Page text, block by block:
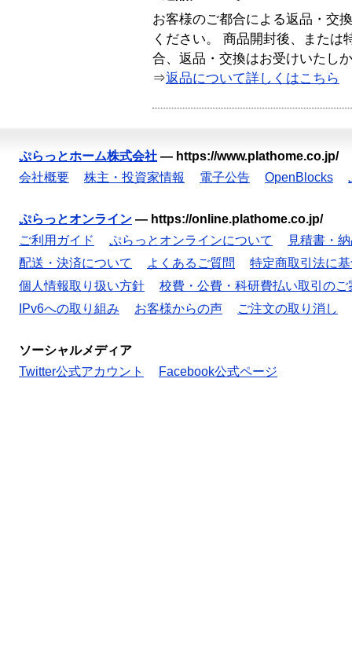
お客様のご都合による返品・交
ください。 商品開封後、または
合、返品・交換はお受けいたし
⇒返品について詳しくはこちら
ぷらっとホーム株式会社 — https://www.plathome.co.jp/
会社概要
株主・投資家情報 電子公告 OpenBlocks
ぷらっとオンライン — https://online.plathome.co.jp/
ご利用ガイド
ぷらっとオンラインについて
見積書・
配送・決済について
よくあるご質問
特定商取引法に
個人情報取り扱い方針
校費・公費・科研費払い取引のご
IPv6への取り組み
お客様からの声 ご注文の取り消し
ソーシャルメディア
Twitter公式アカウント
Facebook公式ページ